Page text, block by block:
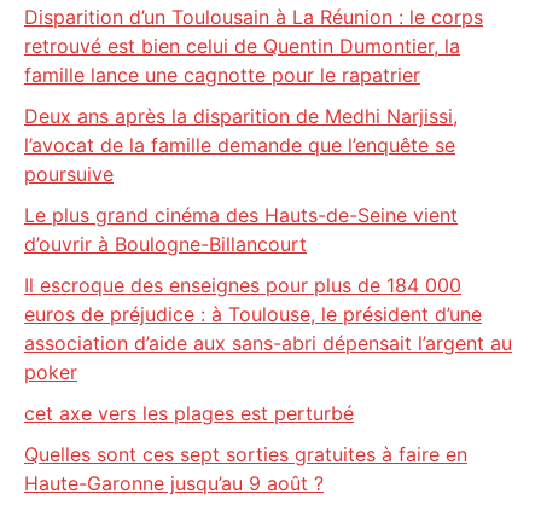
Disparition d’un Toulousain à La Réunion : le corps
retrouvé est bien celui de Quentin Dumontier, la
famille lance une cagnotte pour le rapatrier
Deux ans après la disparition de Medhi Narjissi,
l’avocat de la famille demande que l’enquête se
poursuive
Le plus grand cinéma des Hauts-de-Seine vient
d’ouvrir à Boulogne-Billancourt
Il escroque des enseignes pour plus de 184 000
euros de préjudice : à Toulouse, le président d’une
association d’aide aux sans-abri dépensait l’argent au
poker
cet axe vers les plages est perturbé
Quelles sont ces sept sorties gratuites à faire en
Haute-Garonne jusqu’au 9 août ?